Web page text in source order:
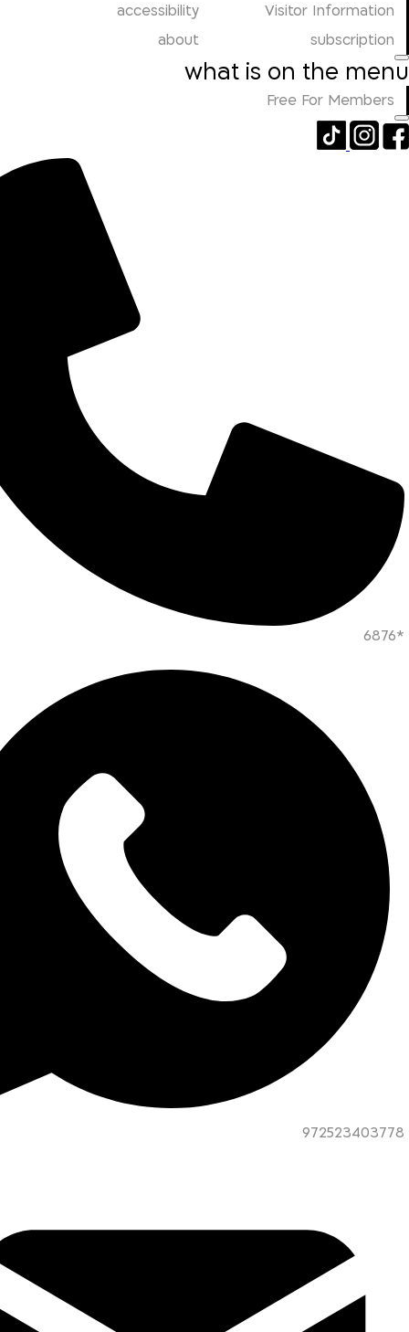
Visitor Information
accessibility
subscription
about
what is on the menu
Free For Members
*6876
972523403778